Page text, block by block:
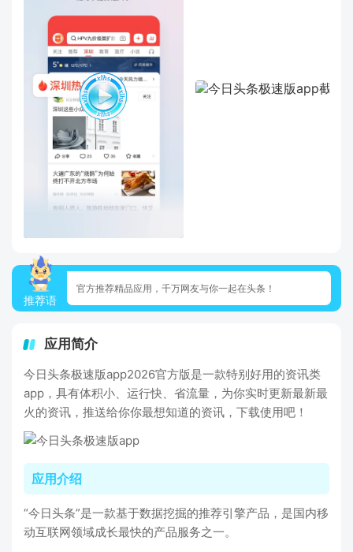
推荐语
官方推荐精品应用，千万网友与你一起在头条！
应用简介
今日头条极速版app2026官方版是一款特别好用的资讯类
app，具有体积小、运行快、省流量，为你实时更新最新最
火的资讯，推送给你你最想知道的资讯，下载使用吧！
应用介绍
“今日头条”是一款基于数据挖掘的推荐引擎产品，是国内移
动互联网领域成长最快的产品服务之一。